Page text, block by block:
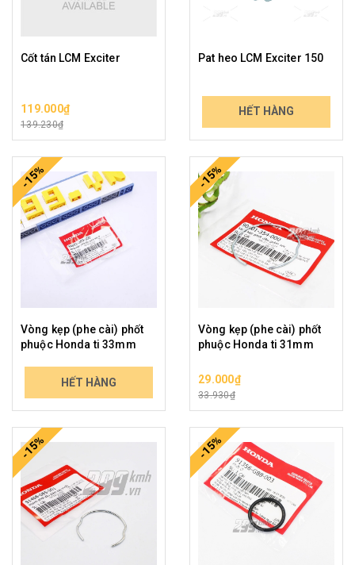
Cốt tán LCM Exciter
119.000₫
139.230₫
Pat heo LCM Exciter 150
389.000₫HẾT HÀNG
-15%
Vòng kẹp (phe cài) phốt
phuộc Honda ti 33mm
29.000₫HẾT HÀNG
-15%
Vòng kẹp (phe cài) phốt
phuộc Honda ti 31mm
29.000₫
33.930₫
-15% -15%